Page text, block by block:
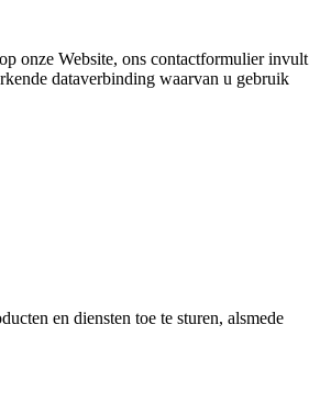
onze Website, ons contactformulier invult
dataverbinding waarvan u gebruik
en diensten toe te sturen, alsmede